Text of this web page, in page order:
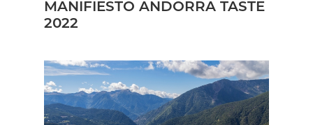
MANIFIESTO ANDORRA TASTE
2022